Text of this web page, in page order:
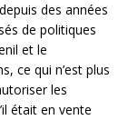
des années
de politiques
et le
ce qui n’est plus
les
était en vente